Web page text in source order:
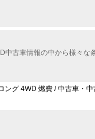
中古車情報の中から様々な
ング 4WD 燃費 / 中古車・